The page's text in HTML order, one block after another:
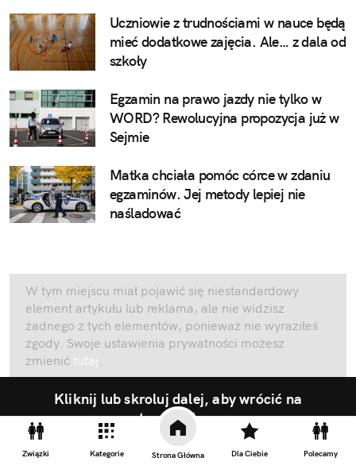
Związki Kategorie Strona Główna Dla Ciebie Polecamy
Uczniowie z trudnościami w nauce będą
mieć dodatkowe zajęcia. Ale… z dala od
szkoły
Egzamin na prawo jazdy nie tylko w
WORD? Rewolucyjna propozycja już w
Sejmie
Matka chciała pomóc córce w zdaniu
egzaminów. Jej metody lepiej nie
naśladować
W tym miejscu miał pojawić się niestandardowy
element artykułu lub reklama, ale nie widzisz
żadnego z tych elementów, ponieważ nie wyraziłeś
zgody. Swoje ustawienia prywatności możesz
zmienić tutaj .
Kliknij lub skroluj dalej, aby wrócić na
stronę główną